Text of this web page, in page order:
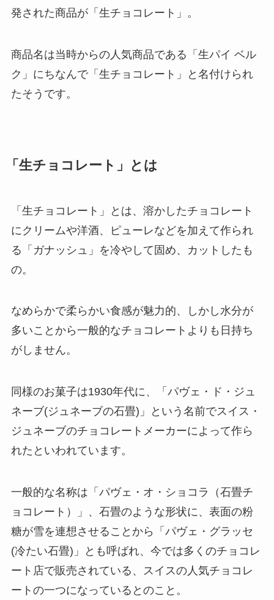
発された商品が「生チョコレート」。
商品名は当時からの人気商品である「生パイ ベル
ク」にちなんで「生チョコレート」と名付けられ
たそうです。
「生チョコレート」とは
「生チョコレート」とは、溶かしたチョコレート
にクリームや洋酒、ピューレなどを加えて作られ
る「ガナッシュ」を冷やして固め、カットしたも
の。
なめらかで柔らかい食感が魅力的、しかし水分が
多いことから一般的なチョコレートよりも日持ち
がしません。
同様のお菓子は1930年代に、「パヴェ・ド・ジュ
ネーブ(ジュネーブの石畳)」という名前でスイス・
ジュネーブのチョコレートメーカーによって作ら
れたといわれています。
一般的な名称は「パヴェ・オ・ショコラ（石畳チ
ョコレート）」、石畳のような形状に、表面の粉
糖が雪を連想させることから「パヴェ・グラッセ
(冷たい石畳)」とも呼ばれ、今では多くのチョコレ
ート店で販売されている、スイスの人気チョコレ
ートの一つになっているとのこと。